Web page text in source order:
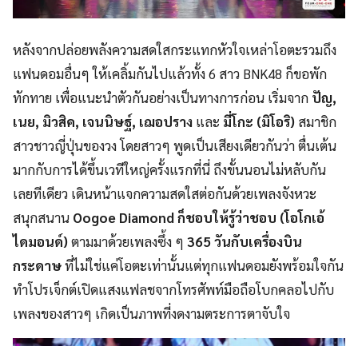
หลังจากปล่อยพลังความสดใสกระแทกหัวใจเหล่าโอตะรวมถึง
แฟนดอมอื่นๆ ให้เคลิ้มกันไปแล้วทั้ง 6 สาว BNK48 ก็ขอพัก
ทักทาย เพื่อแนะนำตัวกันอย่างเป็นทางการก่อน เริ่มจาก ปัญ,
เนย, มิวสิค, เจนนิษฐ์, เฌอปราง และ มี่โกะ (มิโอริ) สมาชิก
สาวชาวญี่ปุ่นของวง โดยสาวๆ พูดเป็นเสียงเดียวกันว่า ตื่นเต้น
มากกับการได้ขึ้นเวทีใหญ่ครั้งแรกที่นี่ ถึงขั้นนอนไม่หลับกัน
เลยทีเดียว เดินหน้าแจกความสดใสต่อกันด้วยเพลงจังหวะ
สนุกสนาน Oogoe Diamondก็ชอบให้รู้ว่าชอบ (โอโกเอ้
ไดมอนด์)ตามมาด้วยเพลงซึ้ง ๆ 365วันกับเครื่องบิน
กระดาษที่ไม่ใช่แค่โอตะเท่านั้นแต่ทุกแฟนดอมยังพร้อมใจกัน
ทำโปรเจ็กต์เปิดแสงแฟลชจากโทรศัพท์มือถือโบกคลอไปกับ
เพลงของสาวๆ เกิดเป็นภาพที่งดงามตระการตาจับใจ